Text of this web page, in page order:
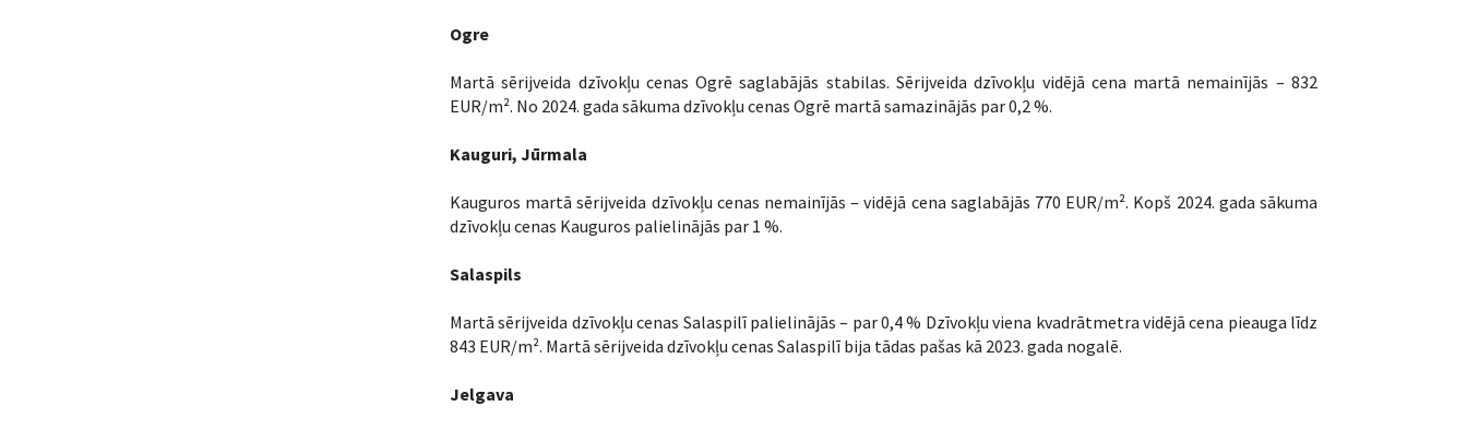
Ogre
Martā sērijveida dzīvokļu cenas Ogrē saglabājās stabilas. Sērijveida dzīvokļu vidējā cena martā nemainījās – 832
EUR/m². No 2024. gada sākuma dzīvokļu cenas Ogrē martā samazinājās par 0,2 %.
Kauguri, Jūrmala
Kauguros martā sērijveida dzīvokļu cenas nemainījās – vidējā cena saglabājās 770 EUR/m². Kopš 2024. gada sākuma
dzīvokļu cenas Kauguros palielinājās par 1 %.
Salaspils
Martā sērijveida dzīvokļu cenas Salaspilī palielinājās – par 0,4 % Dzīvokļu viena kvadrātmetra vidējā cena pieauga līdz
843 EUR/m². Martā sērijveida dzīvokļu cenas Salaspilī bija tādas pašas kā 2023. gada nogalē.
Jelgava